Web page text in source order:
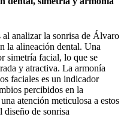
al analizar la sonrisa de Álvaro
la alineación dental. Una
simetría facial, lo que se
y atractiva. La armonía
faciales es un indicador
percibidos en la
atención meticulosa a estos
diseño de sonrisa